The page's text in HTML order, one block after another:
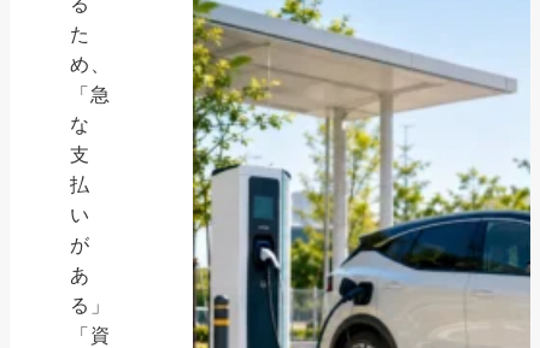
る
た
め、
「急
な
支
払
い
が
あ
る」
「資